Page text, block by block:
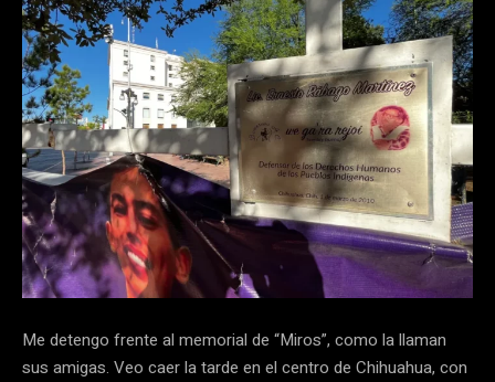
Me detengo frente al memorial de “Miros”, como la llaman
sus amigas. Veo caer la tarde en el centro de Chihuahua, con